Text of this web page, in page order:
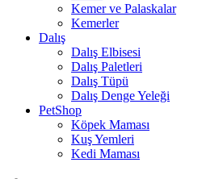
Kemer ve Palaskalar
Kemerler
Dalış
Dalış Elbisesi
Dalış Paletleri
Dalış Tüpü
Dalış Denge Yeleği
PetShop
Köpek Maması
Kuş Yemleri
Kedi Maması